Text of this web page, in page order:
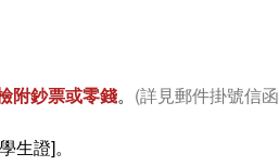
附鈔票或零錢。 (詳見郵件掛號信函
證]。